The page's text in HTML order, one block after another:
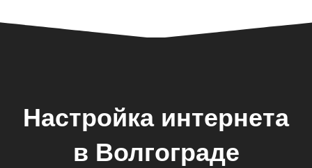
Настройка интернета
в Волгограде